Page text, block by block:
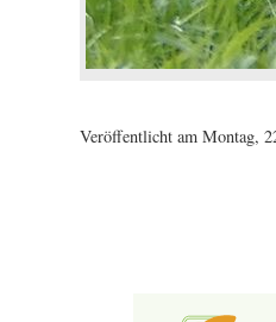
Veröffentlicht am Montag,